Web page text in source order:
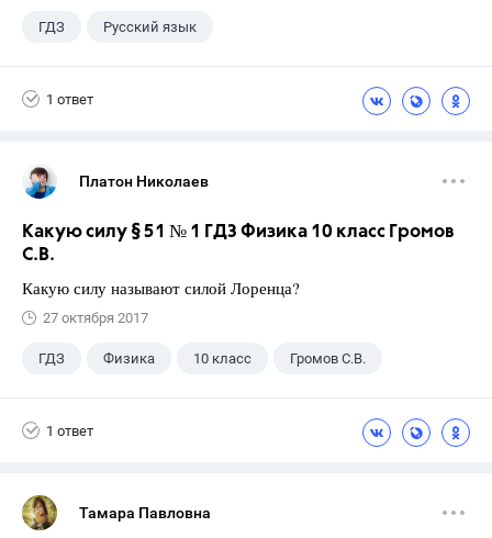
ГДЗ Русский язык
1 ответ
Платон Николаев
Какую силу § 51 № 1 ГДЗ Физика 10 класс Громов
С.В.
Какую силу называют силой Лоренца?
27 октября 2017
ГДЗ Физика 10 класс Громов С.В.
1 ответ
Тамара Павловна